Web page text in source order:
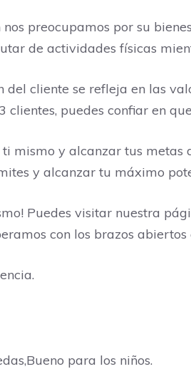
preocupamos por su
de actividades físicas
cliente se refleja en las
puedes confiar en
y alcanzar tus metas
y alcanzar tu máximo
Puedes visitar nuestra
con los brazos abiertos
para los niños.